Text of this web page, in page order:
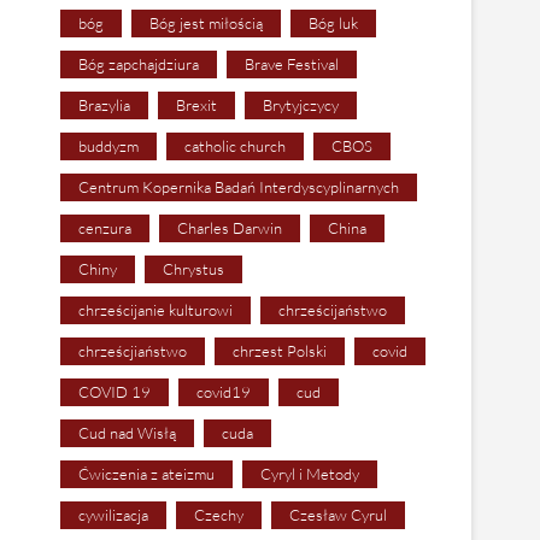
bóg Bóg jest miłością Bóg luk
Bóg zapchajdziura Brave Festival
Brazylia Brexit Brytyjczycy
buddyzm catholic church CBOS
Centrum Kopernika Badań Interdyscyplinarnych
cenzura Charles Darwin China
Chiny Chrystus
chrześcijanie kulturowi chrześcijaństwo
chrześcjiaństwo chrzest Polski covid
COVID 19 covid19 cud
Cud nad Wisłą cuda
Ćwiczenia z ateizmu Cyryl i Metody
cywilizacja Czechy Czesław Cyrul